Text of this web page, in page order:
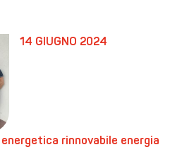
14 GIUGNO 2024
energetica rinnovabile energia